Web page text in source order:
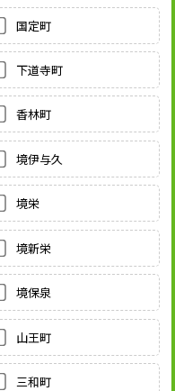
国定町
下道寺町
香林町
境伊与久
境栄
境新栄
境保泉
山王町
三和町